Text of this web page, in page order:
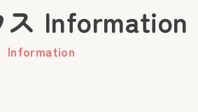
Information
Information